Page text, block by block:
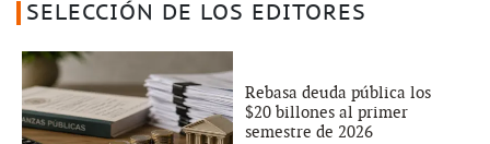
SELECCIÓN DE LOS EDITORES
Rebasa deuda pública los
$20 billones al primer
semestre de 2026